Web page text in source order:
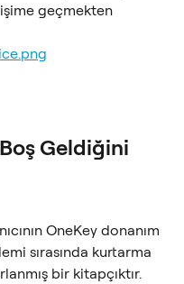
geçmekten
Geldiğini
OneKey donanım
sırasında kurtarma
bir kitapçıktır.